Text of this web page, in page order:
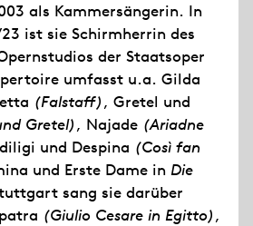
als Kammersängerin. In
ist sie Schirmherrin des
der Staatsoper
umfasst u.a. Gilda
(Falstaff), Gretel und
Gretel), Najade (Ariadne
und Despina (Così fan
und Erste Dame in Die
sang sie darüber
(Giulio Cesare in Egitto),